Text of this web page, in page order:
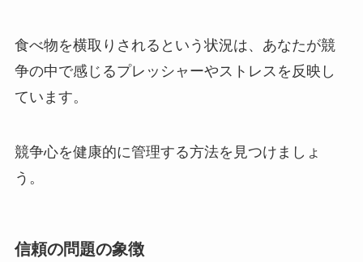
食べ物を横取りされるという状況は、あなたが競
争の中で感じるプレッシャーやストレスを反映し
ています。
競争心を健康的に管理する方法を見つけましょ
う。
信頼の問題の象徴